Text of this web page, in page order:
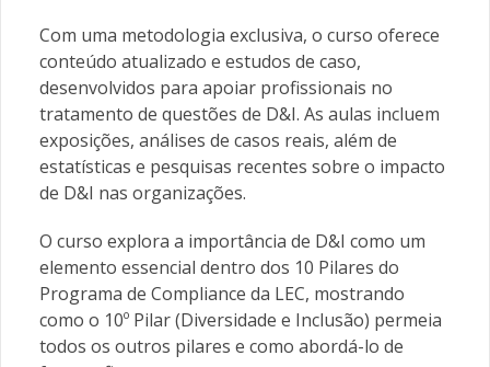
Com uma metodologia exclusiva, o curso oferece
conteúdo atualizado e estudos de caso,
desenvolvidos para apoiar profissionais no
tratamento de questões de D&I. As aulas incluem
exposições, análises de casos reais, além de
estatísticas e pesquisas recentes sobre o impacto
de D&I nas organizações.
O curso explora a importância de D&I como um
elemento essencial dentro dos 10 Pilares do
Programa de Compliance da LEC, mostrando
como o 10º Pilar (Diversidade e Inclusão) permeia
todos os outros pilares e como abordá-lo de